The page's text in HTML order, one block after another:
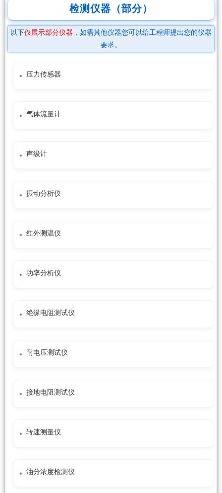
检测仪器（部分）
以下仅展示部分仪器 ，如需其他仪器您可以给工程师提出您的仪器
要求。
压力传感器
气体流量计
声级计
振动分析仪
红外测温仪
功率分析仪
绝缘电阻测试仪
耐电压测试仪
接地电阻测试仪
转速测量仪
油分浓度检测仪